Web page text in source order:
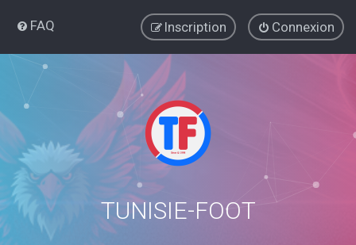
FAQ Connexion
Inscription
TUNISIE-FOOT